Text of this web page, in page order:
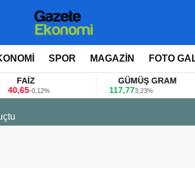
SPOR MAGAZİN FOTO
-0,12%
GÜMÜŞ GRAM
117,773,23%